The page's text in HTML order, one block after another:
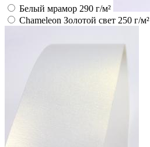
Белый мрамор 290 г/м²
Chameleon Золотой свет 250 г/м²